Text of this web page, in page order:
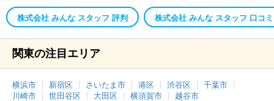
株式会社 みんな スタッフ 評判 株式会社 みんな スタッフ 口コミ
関東の注目エリア
横浜市 新宿区 さいたま市 港区 渋谷区
千葉市
川崎市
世田谷区 大田区 横須賀市 越谷市